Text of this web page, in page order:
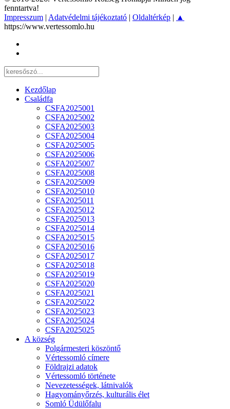
fenntartva!
Impresszum | Adatvédelmi tájékoztató | Oldaltérkép | ▲
https://www.vertessomlo.hu
Kezdőlap
Családfa
CSFA2025001
CSFA2025002
CSFA2025003
CSFA2025004
CSFA2025005
CSFA2025006
CSFA2025007
CSFA2025008
CSFA2025009
CSFA2025010
CSFA2025011
CSFA2025012
CSFA2025013
CSFA2025014
CSFA2025015
CSFA2025016
CSFA2025017
CSFA2025018
CSFA2025019
CSFA2025020
CSFA2025021
CSFA2025022
CSFA2025023
CSFA2025024
CSFA2025025
A község
Polgármesteri köszöntő
Vértessomló címere
Földrajzi adatok
Vértessomló története
Nevezetességek, látnivalók
Hagyományőrzés, kulturális élet
Somló Üdülőfalu